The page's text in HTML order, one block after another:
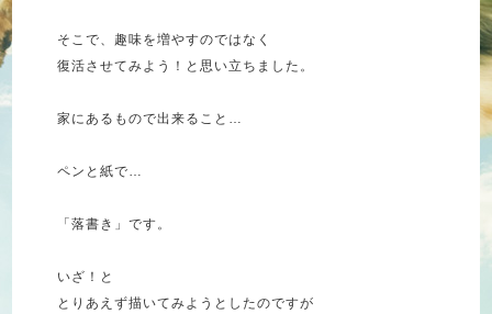
そこで、趣味を増やすのではなく
復活させてみよう！と思い立ちました。
家にあるもので出来ること…
ペンと紙で…
「落書き」です。
いざ！と
とりあえず描いてみようとしたのですが